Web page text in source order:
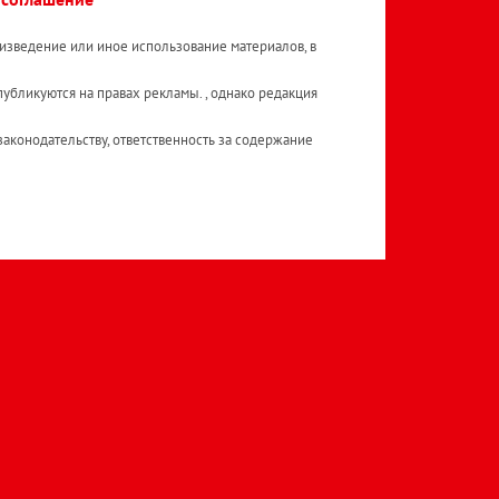
или иное использование материалов, в
на правах рекламы. , однако редакция
ответственность за содержание